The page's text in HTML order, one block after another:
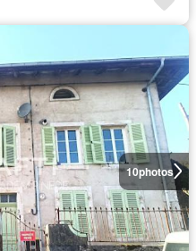
10photos